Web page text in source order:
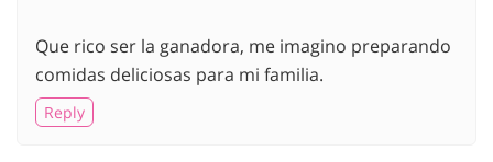
Que rico ser la ganadora, me imagino preparando
comidas deliciosas para mi familia.
Reply